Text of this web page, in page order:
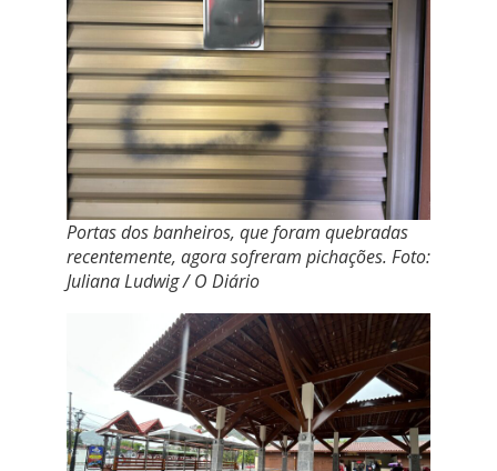
Portas dos banheiros, que foram quebradas
recentemente, agora sofreram pichações. Foto:
Juliana Ludwig / O Diário